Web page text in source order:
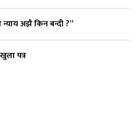
न्याय अझै किन बन्दी ?”
पत्र